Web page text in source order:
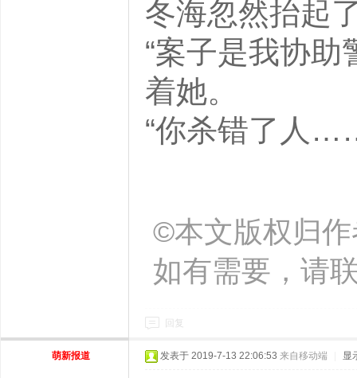
冬海忽然抬
“案子是我协助
着她。
“你杀错了人
©本文版权归
如有需要，请
回复
萌新报道 发表于 2019-7-13 22:06:53 来自移动端 显